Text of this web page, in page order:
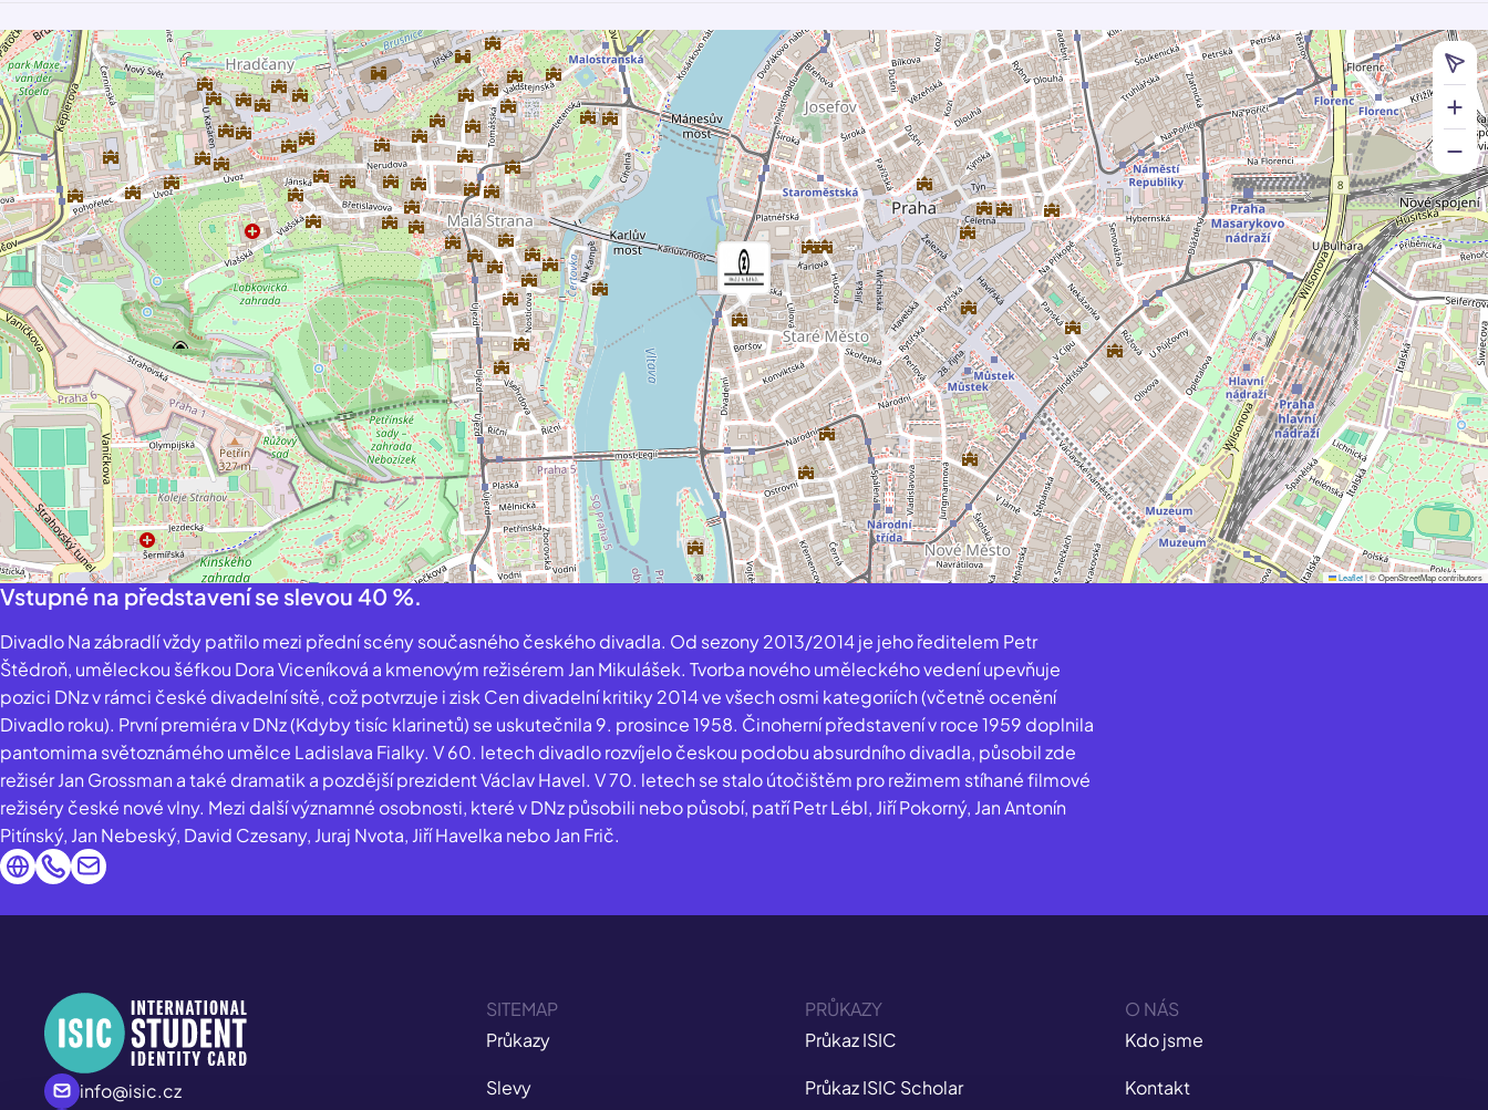
Leaflet|© OpenStreetMap contributors
Vstupné na představení se slevou 40 %.
Divadlo Na zábradlí vždy patřilo mezi přední scény současného českého divadla. Od sezony 2013/2014 je jeho ředitelem Petr
Štědroň, uměleckou šéfkou Dora Viceníková a kmenovým režisérem Jan Mikulášek. Tvorba nového uměleckého vedení upevňuje
pozici DNz v rámci české divadelní sítě, což potvrzuje i zisk Cen divadelní kritiky 2014 ve všech osmi kategoriích (včetně ocenění
Divadlo roku). První premiéra v DNz (Kdyby tisíc klarinetů) se uskutečnila 9. prosince 1958. Činoherní představení v roce 1959 doplnila
pantomima světoznámého umělce Ladislava Fialky. V 60. letech divadlo rozvíjelo českou podobu absurdního divadla, působil zde
režisér Jan Grossman a také dramatik a pozdější prezident Václav Havel. V 70. letech se stalo útočištěm pro režimem stíhané filmové
režiséry české nové vlny. Mezi další významné osobnosti, které v DNz působili nebo působí, patří Petr Lébl, Jiří Pokorný, Jan Antonín
Pitínský, Jan Nebeský, David Czesany, Juraj Nvota, Jiří Havelka nebo Jan Frič.
info@isic.cz
SITEMAP
Průkazy
Slevy
O NÁS
Kdo jsme
Kontakt
PRŮKAZY
Průkaz ISIC
Průkaz ISIC Scholar